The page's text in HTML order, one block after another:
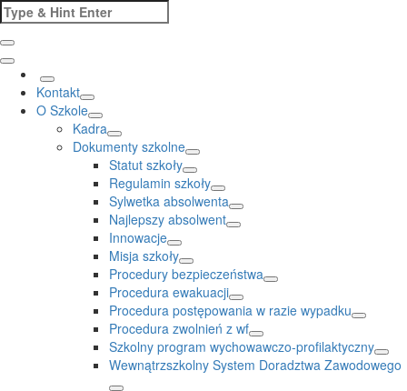
Skip
to
content
Search
for:
Kontakt
O Szkole
Kadra
Dokumenty szkolne
Statut szkoły
Regulamin szkoły
Sylwetka absolwenta
Najlepszy absolwent
Innowacje
Misja szkoły
Procedury bezpieczeństwa
Procedura ewakuacji
Procedura postępowania w razie wypadku
Procedura zwolnień z wf
Szkolny program wychowawczo-profilaktyczny
Wewnątrzszkolny System Doradztwa Zawodowego